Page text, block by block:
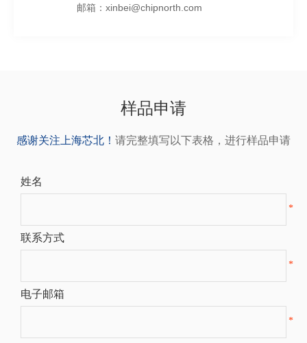
邮箱：xinbei@chipnorth.com
样品申请
感谢关注上海芯北！ 请完整填写以下表格，进行样品申请
姓名
*
联系方式
*
电子邮箱
*